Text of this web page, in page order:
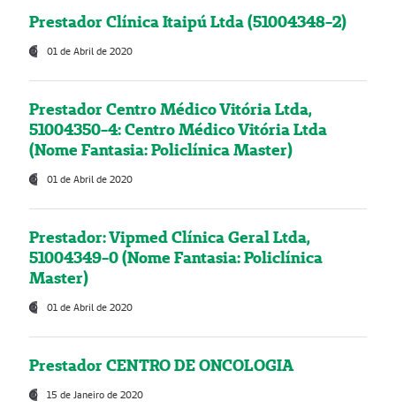
Prestador Clínica Itaipú Ltda (51004348-2)
01 de Abril de 2020
Prestador Centro Médico Vitória Ltda,
51004350-4: Centro Médico Vitória Ltda
(Nome Fantasia: Policlínica Master)
01 de Abril de 2020
Prestador: Vipmed Clínica Geral Ltda,
51004349-0 (Nome Fantasia: Policlínica
Master)
01 de Abril de 2020
Prestador CENTRO DE ONCOLOGIA
15 de Janeiro de 2020